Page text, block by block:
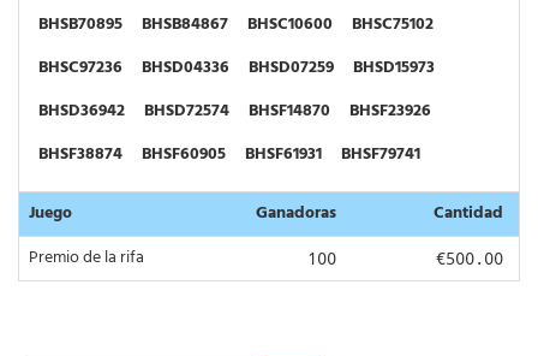
BHSB70895
BHSB84867 BHSC10600
BHSC75102
BHSC97236
BHSD04336 BHSD07259
BHSD15973
BHSD36942
BHSD72574 BHSF14870
BHSF23926
BHSF38874
BHSF60905 BHSF61931
BHSF79741
BHSG01985
BHSG21927 BHSG38425
BHSG58446
BHSG62974
BHSG67131 BHSG80612
BHSG87404
BHSH05674
BHSH14969 BHSH37006
BHSH49511
Juego Ganadoras
Cantidad
Premio de la rifa
100 €500.00